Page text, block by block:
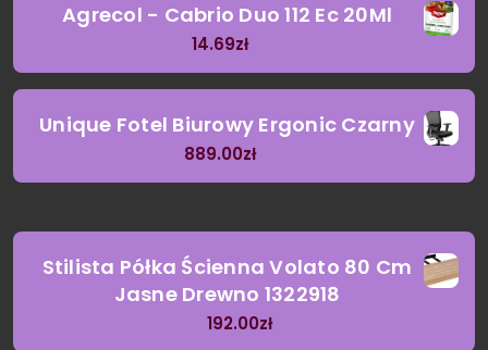
Agrecol - Cabrio Duo 112 Ec 20Ml
14.69zł
Unique Fotel Biurowy Ergonic Czarny
889.00zł
Stilista Półka Ścienna Volato 80 Cm
Jasne Drewno 1322918
192.00zł